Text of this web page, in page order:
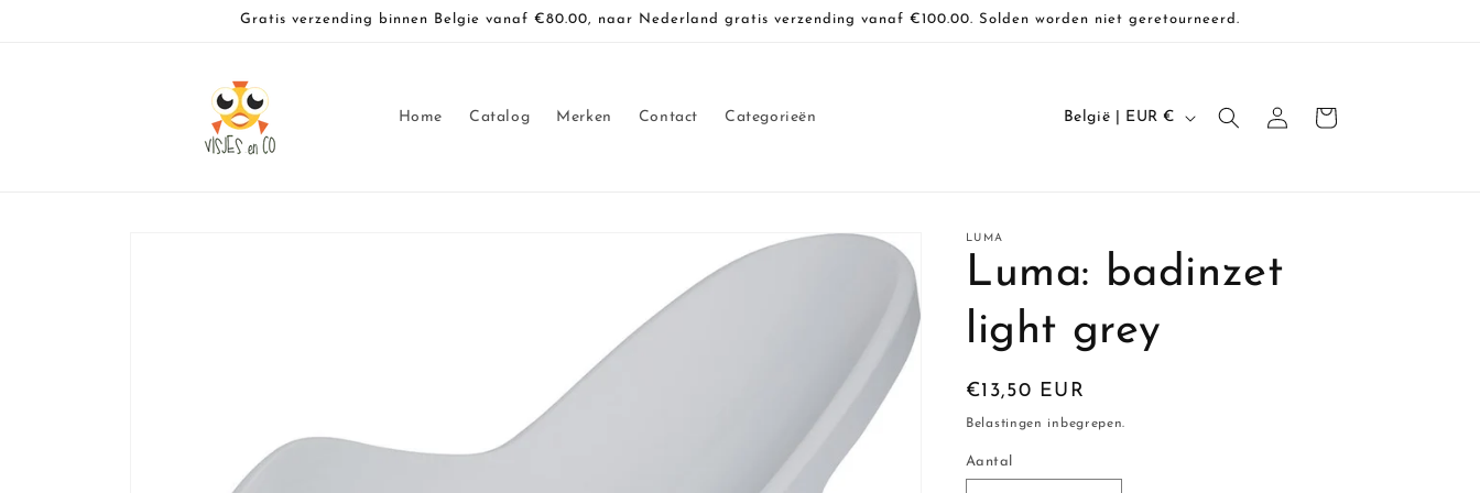
Gratis verzending binnen Belgie vanaf €80.00, naar Nederland gratis verzending vanaf €100.00. Solden worden niet geretourneerd.
Home Catalog Merken Contact Categorieën
L
r
e
g
i
o
België | EUR € InloggenWinkelwagen
LUMA
Luma: badinzet
light grey
Normale
prijs
€13,50 EUR
Belastingen inbegrepen.
Aantal
Aantal